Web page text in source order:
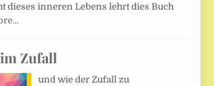
dieses inneren Lebens lehrt dies Buch
Zufall
und wie der Zufall zu